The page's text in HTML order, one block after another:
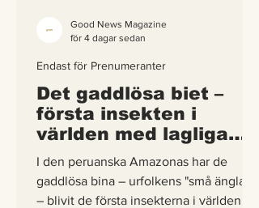
Det gaddlösa biet –
första insekten i
världen med lagliga
rättigheter
I den peruanska Amazonas har de
gaddlösa bina – urfolkens "små änglar"
– blivit de första insekterna i världen att
Endast för Prenumeranter
Good News Magazine
för 4 dagar sedan